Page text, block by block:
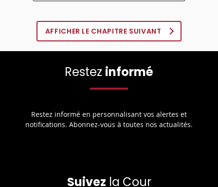
AFFICHER LE CHAPITRE SUIVANT
Restez informé
Restez informé en personnalisant vos alertes et
notifications. Abonnez-vous à toutes nos actualités.
Suivez la Cour